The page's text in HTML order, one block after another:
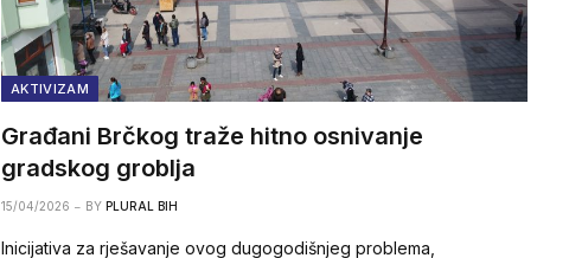
AKTIVIZAM
Građani Brčkog traže hitno osnivanje
gradskog groblja
15/04/2026 BY PLURAL BIH
Inicijativa za rješavanje ovog dugogodišnjeg problema,